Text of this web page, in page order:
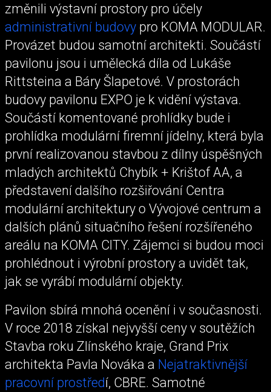
změnili výstavní prostory pro účely
administrativní budovy pro KOMA MODULAR.
Provázet budou samotní architekti. Součástí
pavilonu jsou i umělecká díla od Lukáše
Rittsteina a Báry Šlapetové. V prostorách
budovy pavilonu EXPO je k vidění výstava.
Součástí komentované prohlídky bude i
prohlídka modulární firemní jídelny, která byla
první realizovanou stavbou z dílny úspěšných
mladých architektů Chybík + Krištof AA, a
představení dalšího rozšiřování Centra
modulární architektury o Vývojové centrum a
dalších plánů situačního řešení rozšířeného
areálu na KOMA CITY. Zájemci si budou moci
prohlédnout i výrobní prostory a uvidět tak,
jak se vyrábí modulární objekty.
Pavilon sbírá mnohá ocenění i v současnosti.
V roce 2018 získal nejvyšší ceny v soutěžích
Stavba roku Zlínského kraje, Grand Prix
architekta Pavla Nováka a Nejatraktivnější
pracovní prostředí, CBRE. Samotné